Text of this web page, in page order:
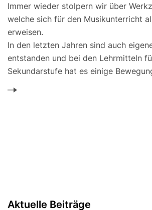
Immer wieder stolpern wir über
welche sich für den Musikunterricht
erweisen.
In den letzten Jahren sind auch
entstanden und bei den Lehrmitteln
Sekundarstufe hat es einige
Aktuelle Beiträge